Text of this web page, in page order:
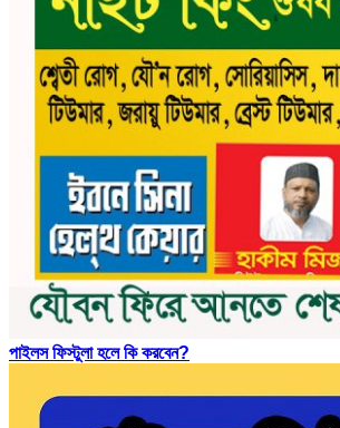
পাইলস ফিস্টুলা হলে কি করবেন?